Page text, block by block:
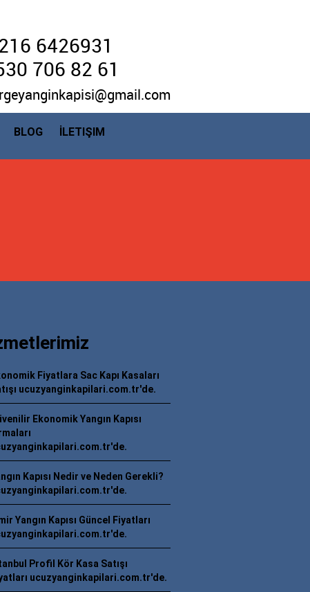
6426931
706 82 61
BLOG İLETIŞIM
Fiyatlara Sac Kapı Kasaları
ucuzyanginkapilari.com.tr'de.
Ekonomik Yangın Kapısı
Kapısı Nedir ve Neden Gerekli?
Yangın Kapısı Güncel Fiyatları
Profil Kör Kasa Satışı
ucuzyanginkapilari.com.tr'de.